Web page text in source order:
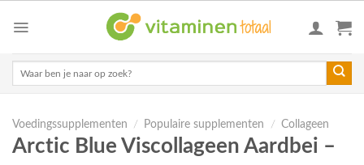
Voedingssupplementen / Populaire supplementen / Collageen
Arctic Blue Viscollageen Aardbei –